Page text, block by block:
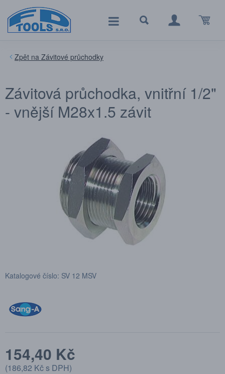
Závitové průchodky
Závitová průchodka, vnitřní 1/2"
- vnější M28x1.5 závit
Katalogové číslo: SV 12 MSV
154,40 Kč
(186,82 Kčs DPH)